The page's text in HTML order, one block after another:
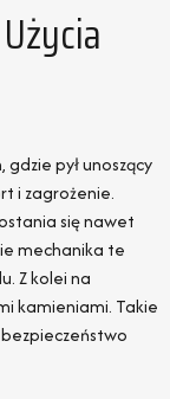
pył unoszący
i zagrożenie.
się nawet
mechanika te
Z kolei na
kamieniami. Takie